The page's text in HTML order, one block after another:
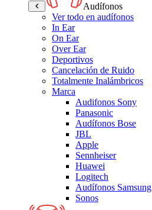
Audífonos
Ver todo en audífonos
In Ear
On Ear
Over Ear
Deportivos
Cancelación de Ruido
Totalmente Inalámbricos
Marca
Audifonos Sony
Panasonic
Audífonos Bose
JBL
Apple
Sennheiser
Huawei
Logitech
Audífonos Samsung
Sonos